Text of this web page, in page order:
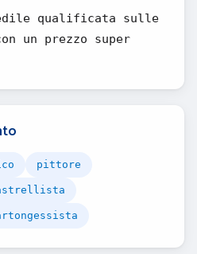
edile qualificata sulle
un prezzo super
pittore